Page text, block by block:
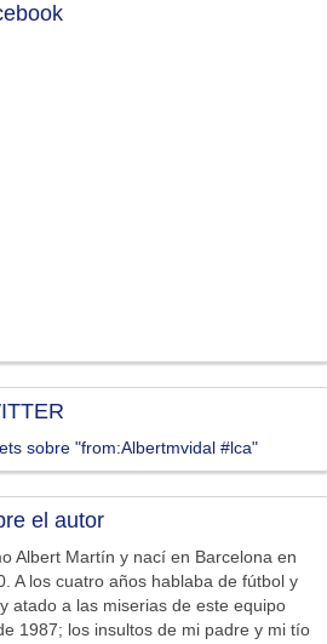
sobre "from:Albertmvidal #lca"
el autor
Albert Martín y nací en Barcelona en
A los cuatro años hablaba de fútbol y
atado a las miserias de este equipo
1987; los insultos de mi padre y mi tío